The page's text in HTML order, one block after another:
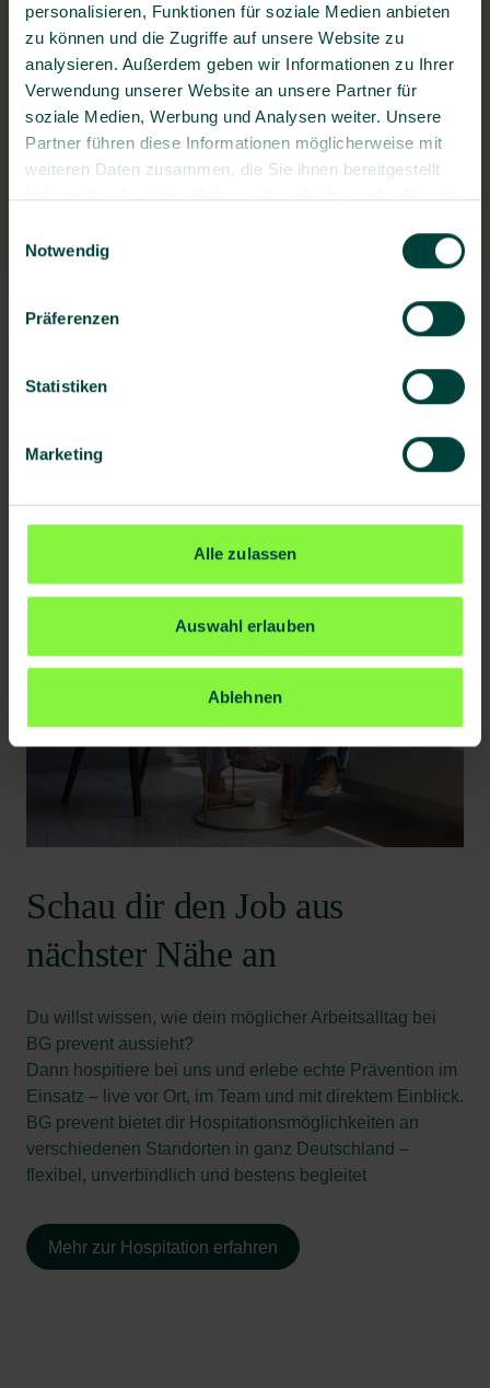
personalisieren, Funktionen für soziale Medien anbieten
zu können und die Zugriffe auf unsere Website zu
analysieren. Außerdem geben wir Informationen zu Ihrer
Verwendung unserer Website an unsere Partner für
soziale Medien, Werbung und Analysen weiter. Unsere
Partner führen diese Informationen möglicherweise mit
weiteren Daten zusammen, die Sie ihnen bereitgestellt
haben oder die sie im Rahmen Ihrer Nutzung der Dienste
Notwendig
Präferenzen
Statistiken
Marketing
Alle zulassen
Auswahl erlauben
Ablehnen
Fragen zum Bewerbungsprozess?
Stellenangebot teilen
Schau dir den Job aus
nächster Nähe an
Du willst wissen, wie dein möglicher Arbeitsalltag bei
BG prevent aussieht?
Dann hospitiere bei uns und erlebe echte Prävention im
Einsatz – live vor Ort, im Team und mit direktem Einblick.
BG prevent bietet dir Hospitationsmöglichkeiten an
verschiedenen Standorten in ganz Deutschland –
flexibel, unverbindlich und bestens begleitet
Mehr zur Hospitation erfahren